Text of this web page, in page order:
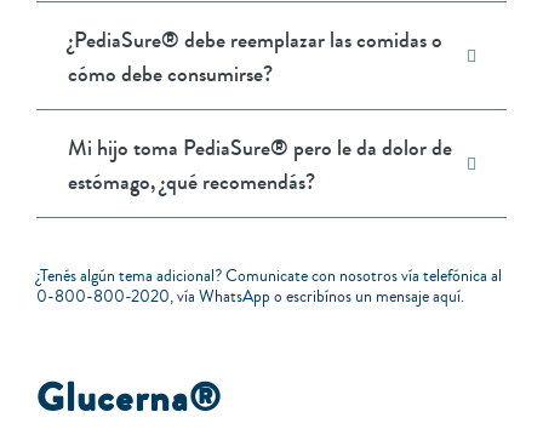
¿PediaSure® debe reemplazar las comidas o
cómo debe consumirse?
Mi hijo toma PediaSure® pero le da dolor de
estómago, ¿qué recomendás?
¿Tenés algún tema adicional? Comunicate con nosotros vía telefónica al
0-800-800-2020, vía WhatsApp o escribínos un mensajeaquí.
Glucerna®